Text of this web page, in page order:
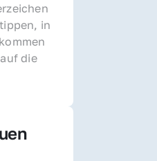
in
die